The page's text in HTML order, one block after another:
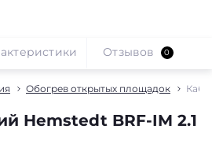
Обогрев открытых площадок
Hemstedt BRF-IM 2.1
Отзывов 0